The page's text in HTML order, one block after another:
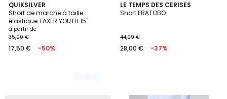
QUIKSILVER
Short de marche à taille
élastique TAXER YOUTH 15"
à partir de
35,00 €
17,50 € -50%
3
Couleurs
LE TEMPS DES CERISES
Short ERATOBO
44,99 €
28,00 € -37%